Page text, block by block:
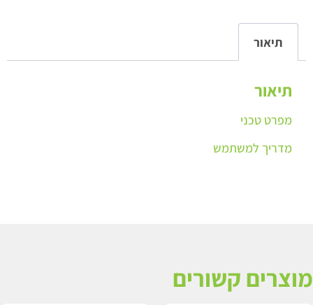
תיאור
תיאור
מפרט טכני
מדריך למשתמש
מוצרים קשורים